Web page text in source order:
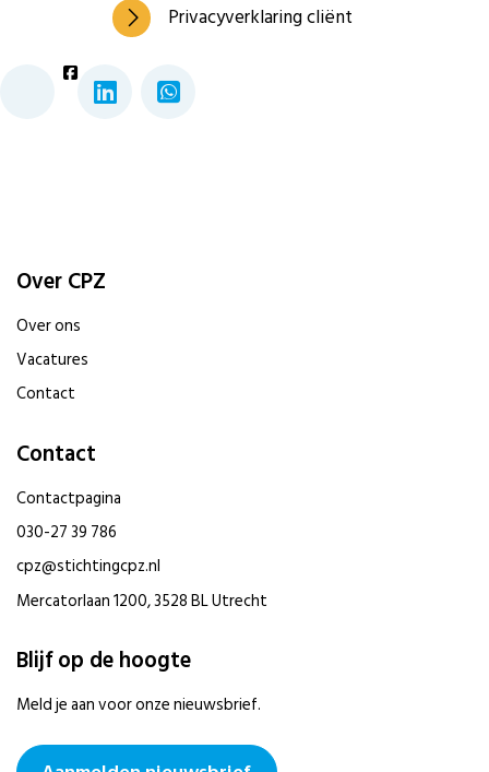
Privacyverklaring cliënt
Over CPZ
Over ons
Vacatures
Contact
Contact
Contactpagina
030-27 39 786
cpz@stichtingcpz.nl
Mercatorlaan 1200, 3528 BL Utrecht
Blijf op de hoogte
Meld je aan voor onze nieuwsbrief.